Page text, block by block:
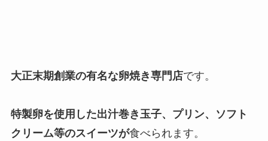
大正末期創業の有名な卵焼き専門店です。
特製卵を使用した出汁巻き玉子、プリン、ソフト
クリーム等のスイーツが食べられます。